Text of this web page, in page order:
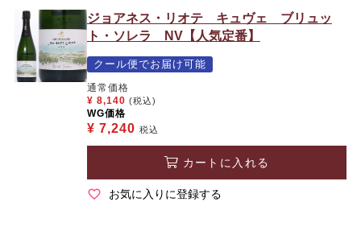
ジョアネス・リオテ キュヴェ ブリュッ
ト・ソレラ NV【人気定番】
クール便でお届け可能
通常価格
¥ 8,140 (税込)
WG価格
¥ 7,240 税込
カートに入れる
お気に入りに登録する